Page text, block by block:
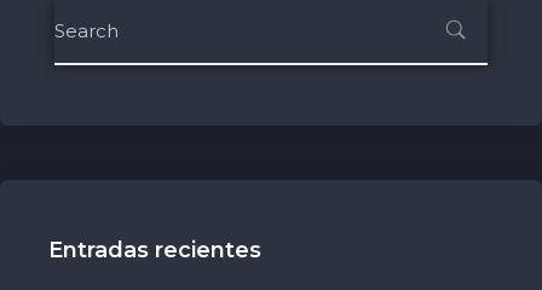
Entradas recientes